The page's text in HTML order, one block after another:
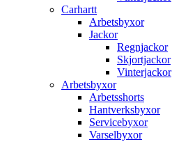
Carhartt
Arbetsbyxor
Jackor
Regnjackor
Skjortjackor
Vinterjackor
Arbetsbyxor
Arbetsshorts
Hantverksbyxor
Servicebyxor
Varselbyxor